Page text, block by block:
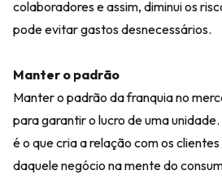
colaboradores e assim, diminui os
pode evitar gastos desnecessários.
Manter o padrão
Manter o padrão da franquia no
para garantir o lucro de uma
é o que cria a relação com os
daquele negócio na mente do